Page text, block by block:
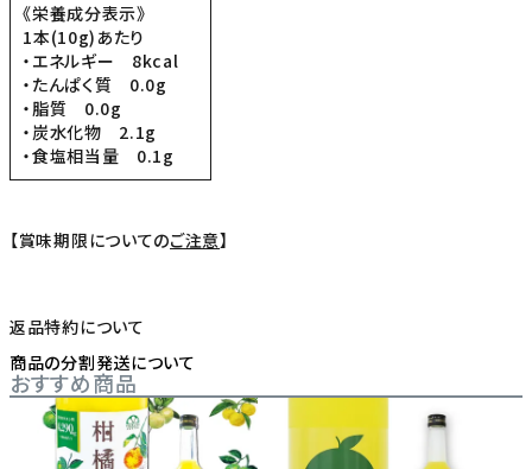
《栄養成分表示》
1本(10g)あたり
・エネルギー 8kcal
・たんぱく質 0.0g
・脂質 0.0g
・炭水化物 2.1g
・食塩相当量 0.1g
【賞味期限についてのご注意】
返品特約について
商品の分割発送について
おすすめ商品